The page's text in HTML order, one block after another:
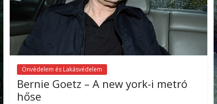
Önvédelem és Lakásvédelem
Bernie Goetz – A new york-i metró
hőse